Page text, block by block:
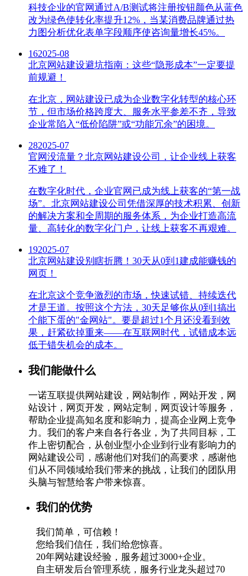
科技企业的官网通过A/B测试将注册按钮颜色从蓝色
改为绿色使转化率提升12%，当某消费品牌通过热
力图分析优化表单字段顺序使咨询量增长45%。
162025-08
北京网站建设避坑指南：这些“隐形成本”一定要提
前规避！
在北京，网站建设已成为企业数字化转型的核心环
节，但市场价格跨度大、服务水平参差不齐，导致
企业常陷入“低价陷阱”或“功能冗余”的困境。
282025-07
官网没流量？北京网站建设公司，让企业线上获客
不难了！
在数字化时代，企业官网已成为线上获客的“第一战
场”。北京网站建设公司凭借深厚的技术积累、创新
的解决方案和全周期的服务体系，为企业打造高流
量、高转化的数字化门户，让线上获客不再艰难。
192025-07
北京网站建设别瞎折腾！30天从0到1建成能赚钱的
网页！
在北京这个竞争激烈的市场，快速试错、持续迭代
才是王道。按照这个方法，30天足够你从0到1搞出
个能下蛋的"金网站"。要是超过1个月还没看到效
果，赶紧砍掉重来——在互联网时代，试错成本远
低于错失机会的成本。
我们能做什么
一诺互联提供网站建设，网站制作，网站开发，网
站设计，网页开发，网站定制，网页设计等服务，
帮助企业提高知名度和影响力，提高企业网上竞争
力。我们的客户来自各行各业，为了共同目标，工
作上密切配合，从创业型小企业到行业有影响力的
网站建设公司，感谢他们对我们的高要求，感谢他
们从不同领域给我们带来的挑战，让我们的团队用
头脑与智慧给客户带来惊喜。
我们的优势
我们简单，可信赖！
您给我们信任，我们给您惊喜。
20年网站建设经验，服务超过3000+企业。
自主研发后台管理系统，服务行业龙头超过70